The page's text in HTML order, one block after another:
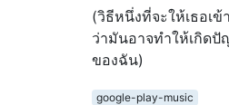
(วิธีหนึ่งที่จะให้เธอเ
ว่ามันอาจทำให้เกิด
ของฉัน)
google-play-music